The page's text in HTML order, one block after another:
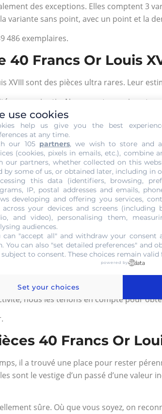
des exceptions. Elles comptent 3
variante sans point, avec un point et la
486 exemplaires.
40 Francs Or Louis
XVIII sont des pièces ultra rares. Leur
avec minutie. Nos experts
de l’or.
général de conservation de la
de la frappe. Nous prendrons en
Beau, TB pour Très Beau, TTB pour
l’attribution de sa potentielle valeur.
Francs Or Louis
précieux, Gold Or Cash est là pour
recherchées avec une rareté
cette démarche marchande.
une estimation au préalable. Toutes
nous les tenons en compte pour
40 Francs Or
il a trouvé une place pour rester
sont le vestige d’un passé d’une valeur
sûre. Où que vous soyez, on
use cookies
help us give you the best
at any time.
our 105 partners, we wish to store and
(cookies, pixels in emails, etc.), combine
our partners, whether collected on this
by some of us, or obtained later, including in
this data (identifiers, browsing,
IP, postal addresses and emails,
developing and offering you services,
across your devices and screens (including
and video), personalising them,
audiences.
can "accept all" and withdraw your consent
. You can also "set detailed preferences" and
to consent. These choices remain
powered by
Set your choices